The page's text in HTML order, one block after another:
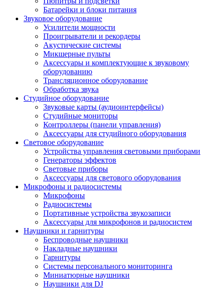
Батарейки и блоки питания
Звуковое оборудование
Усилители мощности
Проигрыватели и рекордеры
Акустические системы
Микшерные пульты
Аксессуары и комплектующие к звуковому
оборудованию
Трансляционное оборудование
Обработка звука
Студийное оборудование
Звуковые карты (аудиоинтерфейсы)
Студийные мониторы
Контроллеры (панели управления)
Аксессуары для студийного оборудования
Световое оборудование
Устройства управления световыми приборами
Генераторы эффектов
Световые приборы
Аксессуары для светового оборудования
Микрофоны и радиосистемы
Микрофоны
Радиосистемы
Портативные устройства звукозаписи
Аксессуары для микрофонов и радиосистем
Наушники и гарнитуры
Беспроводные наушники
Накладные наушники
Гарнитуры
Системы персонального мониторинга
Миниатюрные наушники
Наушники для DJ